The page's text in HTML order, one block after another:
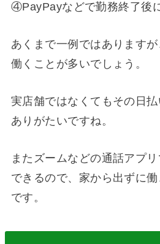
④PayPayなどで勤務終了後
あくまで一例ではあります
働くことが多いでしょう。
実店舗ではなくてもその日
ありがたいですね。
またズームなどの通話アプ
できるので、家から出ずに
です。